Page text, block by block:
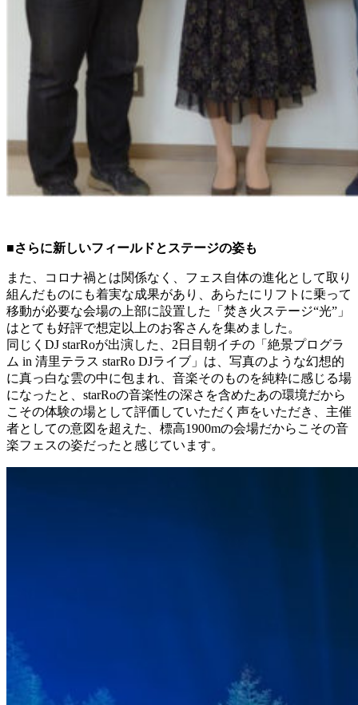
■さらに新しいフィールドとステージの姿も
また、コロナ禍とは関係なく、フェス自体の進化として取り
組んだものにも着実な成果があり、あらたにリフトに乗って
移動が必要な会場の上部に設置した「焚き火ステージ“光”」
はとても好評で想定以上のお客さんを集めました。
同じくDJ starRoが出演した、2日目朝イチの「絶景プログラ
ム in 清里テラス starRo DJライブ」は、写真のような幻想的
に真っ白な雲の中に包まれ、音楽そのものを純粋に感じる場
になったと、starRoの音楽性の深さを含めたあの環境だから
こその体験の場として評価していただく声をいただき、主催
者としての意図を超えた、標高1900mの会場だからこその音
楽フェスの姿だったと感じています。